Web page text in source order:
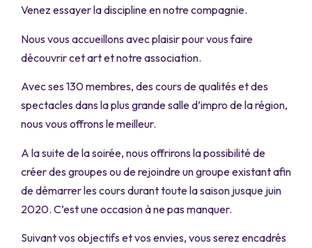
Venez essayer la discipline en notre compagnie.
Nous vous accueillons avec plaisir pour vous faire
découvrir cet art et notre association.
Avec ses 130 membres, des cours de qualités et des
spectacles dans la plus grande salle d’impro de la région,
nous vous offrons le meilleur.
A la suite de la soirée, nous offrirons la possibilité de
créer des groupes ou de rejoindre un groupe existant afin
de démarrer les cours durant toute la saison jusque juin
2020. C’est une occasion à ne pas manquer.
Suivant vos objectifs et vos envies, vous serez encadrés